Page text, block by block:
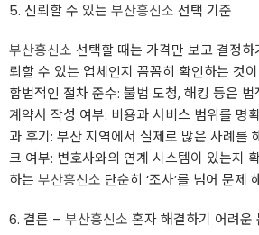
5. 신뢰할 수 있는 부산흥신소 선택 기준
부산흥신소 선택할 때는 가격만 보고 결정
뢰할 수 있는 업체인지 꼼꼼히 확인하는 것
합법적인 절차 준수: 불법 도청, 해킹 등은
계약서 작성 여부: 비용과 서비스 범위를 명
과 후기: 부산 지역에서 실제로 많은 사례를
크 여부: 변호사와의 연계 시스템이 있는지
하는 부산흥신소 단순히 ‘조사’를 넘어 문제
6. 결론 – 부산흥신소 혼자 해결하기 어려운